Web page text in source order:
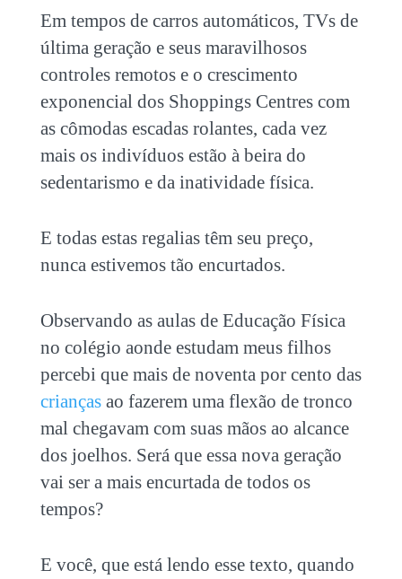
Em tempos de carros automáticos, TVs de
última geração e seus maravilhosos
controles remotos e o crescimento
exponencial dos Shoppings Centres com
as cômodas escadas rolantes, cada vez
mais os indivíduos estão à beira do
sedentarismo e da inatividade física.
E todas estas regalias têm seu preço,
nunca estivemos tão encurtados.
Observando as aulas de Educação Física
no colégio aonde estudam meus filhos
percebi que mais de noventa por cento das
criançasao fazerem uma flexão de tronco
mal chegavam com suas mãos ao alcance
dos joelhos. Será que essa nova geração
vai ser a mais encurtada de todos os
tempos?
E você, que está lendo esse texto, quando